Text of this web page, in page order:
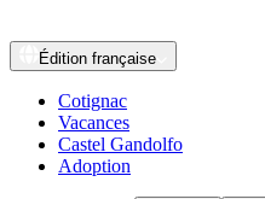
Édition française
Cotignac
Vacances
Castel Gandolfo
Adoption